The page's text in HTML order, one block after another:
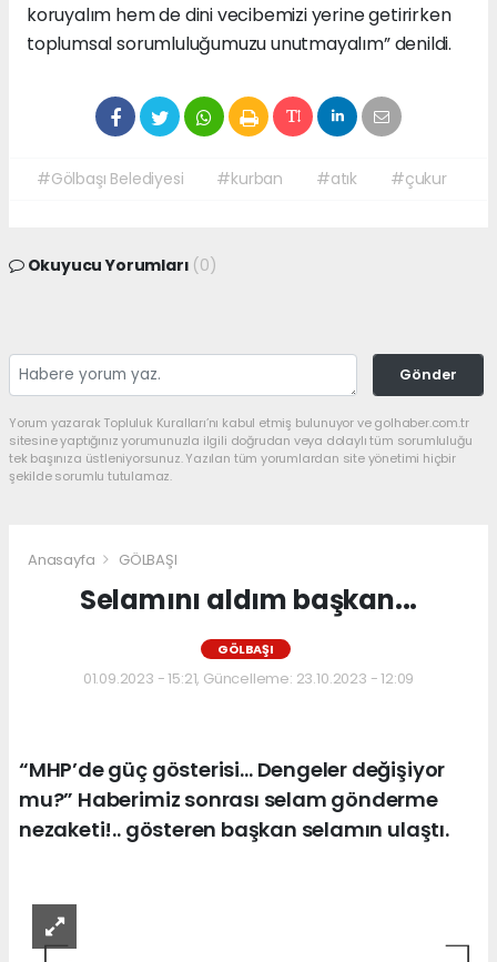
koruyalım hem de dini vecibemizi yerine getirirken
toplumsal sorumluluğumuzu unutmayalım” denildi.
#Gölbaşı Belediyesi #kurban #atık #çukur
Okuyucu Yorumları (0)
Gönder
Yorum yazarak Topluluk Kuralları’nı kabul etmiş bulunuyor ve golhaber.com.tr
sitesine yaptığınız yorumunuzla ilgili doğrudan veya dolaylı tüm sorumluluğu
tek başınıza üstleniyorsunuz. Yazılan tüm yorumlardan site yönetimi hiçbir
şekilde sorumlu tutulamaz.
Anasayfa GÖLBAŞI
Selamını aldım başkan...
GÖLBAŞI
01.09.2023 - 15:21, Güncelleme: 23.10.2023 - 12:09
“MHP’de güç gösterisi… Dengeler değişiyor
mu?” Haberimiz sonrası selam gönderme
nezaketi!.. gösteren başkan selamın ulaştı.